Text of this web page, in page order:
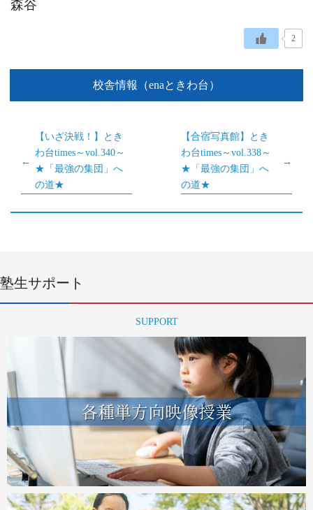
森谷
2
校舎情報（enaときわ台）
【いざ決戦！】とき
わ台times～vol.340～
★「最強の集団」へ
の道★
【合宿写真館】とき
わ台times～vol.338～
★「最強の集団」へ
の道★
塾生サポート
SUPPORT
各種単方向映像授業